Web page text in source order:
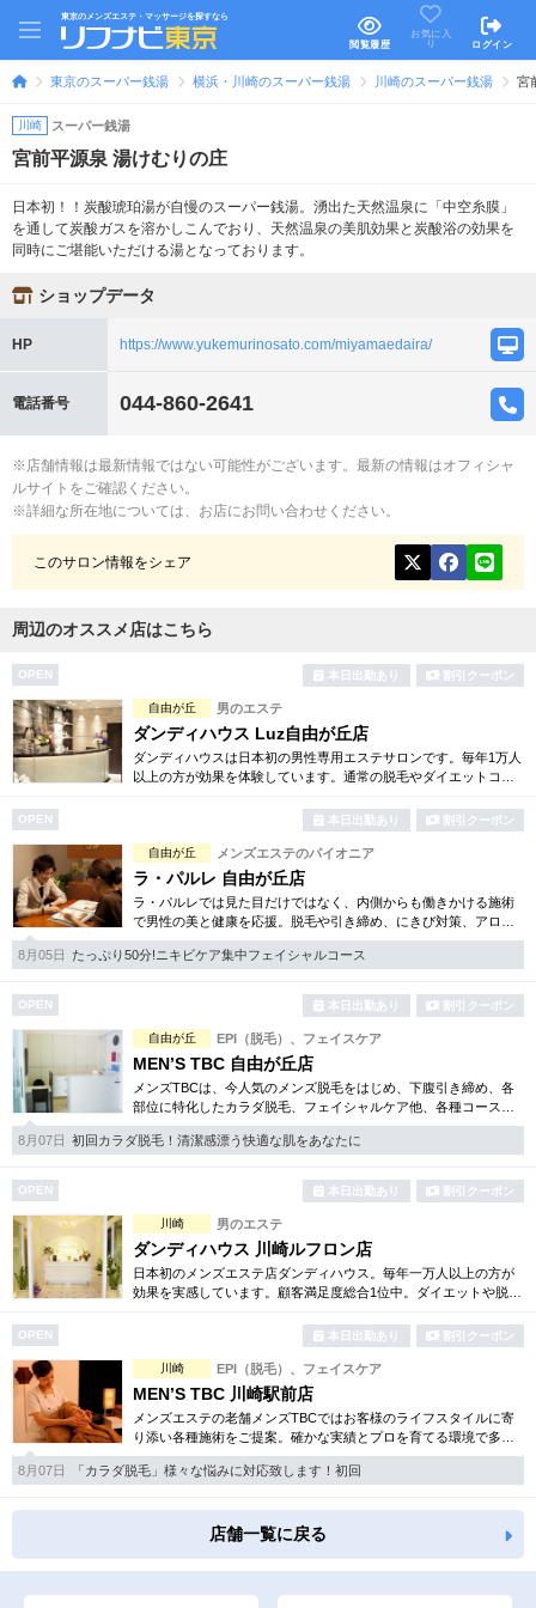
東京のメンズエステ・マッサージを探すなら
閲覧履歴
お気に入
り
ログイン
東京のスーパー銭湯 横浜・川崎のスーパー銭湯 川崎のスーパー銭湯 宮
川崎 スーパー銭湯
宮前平源泉 湯けむりの庄
日本初！！炭酸琥珀湯が自慢のスーパー銭湯。湧出た天然温泉に「中空糸膜」
を通して炭酸ガスを溶かしこんでおり、天然温泉の美肌効果と炭酸浴の効果を
同時にご堪能いただける湯となっております。
ショップデータ
HP https://www.yukemurinosato.com/miyamaedaira/
電話番号 044-860-2641
※店舗情報は最新情報ではない可能性がございます。最新の情報はオフィシャ
ルサイトをご確認ください。
※詳細な所在地については、お店にお問い合わせください。
このサロン情報をシェア
周辺のオススメ店はこちら
OPEN 本日出勤あり 割引クーポン
自由が丘 男のエステ
ダンディハウス Luz自由が丘店
ダンディハウスは日本初の男性専用エステサロンです。毎年1万人
以上の方が効果を体験しています。通常の脱毛やダイエットコー
OPEN 本日出勤あり 割引クーポン
自由が丘 メンズエステのパイオニア
ラ・パルレ 自由が丘店
ラ・パルレでは見た目だけではなく、内側からも働きかける施術
で男性の美と健康を応援。脱毛や引き締め、にきび対策、アロマ
エステ、脱メタボリック等豊富なメニューをご用意。まずはお得
な体験コースをチェック！
8月05日 たっぷり50分!ニキビケア集中フェイシャルコース
OPEN 本日出勤あり 割引クーポン
自由が丘 EPI（脱毛）、フェイスケア
MEN’S TBC 自由が丘店
メンズTBCは、今人気のメンズ脱毛をはじめ、下腹引き締め、各
部位に特化したカラダ脱毛、フェイシャルケア他、各種コースを
豊富にご用意。まず試したいという方用に、各種お得な体験コー
スも取り揃えております。
8月07日 初回カラダ脱毛！清潔感漂う快適な肌をあなたに
OPEN 本日出勤あり 割引クーポン
川崎 男のエステ
ダンディハウス 川崎ルフロン店
日本初のメンズエステ店ダンディハウス。毎年一万人以上の方が
効果を実感しています。顧客満足度総合1位中。ダイエットや脱
OPEN 本日出勤あり 割引クーポン
川崎 EPI（脱毛）、フェイスケア
MEN’S TBC 川崎駅前店
メンズエステの老舗メンズTBCではお客様のライフスタイルに寄
り添い各種施術をご提案。確かな実績とプロを育てる環境で多く
のお客様からの信頼を得ています。引き締めや脱毛、フェイシャ
ル等お得なコースも多数。
8月07日 「カラダ脱毛」様々な悩みに対応致します！初回
店舗一覧に戻る